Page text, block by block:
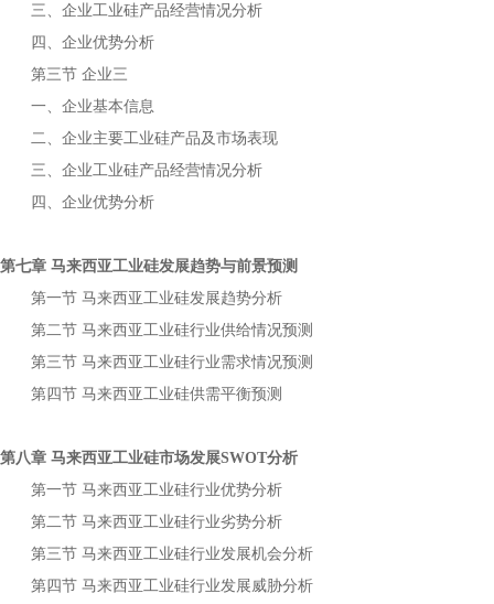
三、企业工业硅产品经营情况分析
四、企业优势分析
第三节 企业三
一、企业基本信息
二、企业主要工业硅产品及市场表现
三、企业工业硅产品经营情况分析
四、企业优势分析
第七章 马来西亚工业硅发展趋势与前景预测
第一节 马来西亚工业硅发展趋势分析
第二节 马来西亚工业硅行业供给情况预测
第三节 马来西亚工业硅行业需求情况预测
第四节 马来西亚工业硅供需平衡预测
第八章 马来西亚工业硅市场发展SWOT分析
第一节 马来西亚工业硅行业优势分析
第二节 马来西亚工业硅行业劣势分析
第三节 马来西亚工业硅行业发展机会分析
第四节 马来西亚工业硅行业发展威胁分析